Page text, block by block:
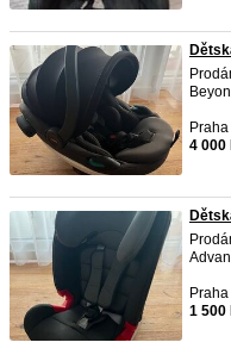
4 000
1 500